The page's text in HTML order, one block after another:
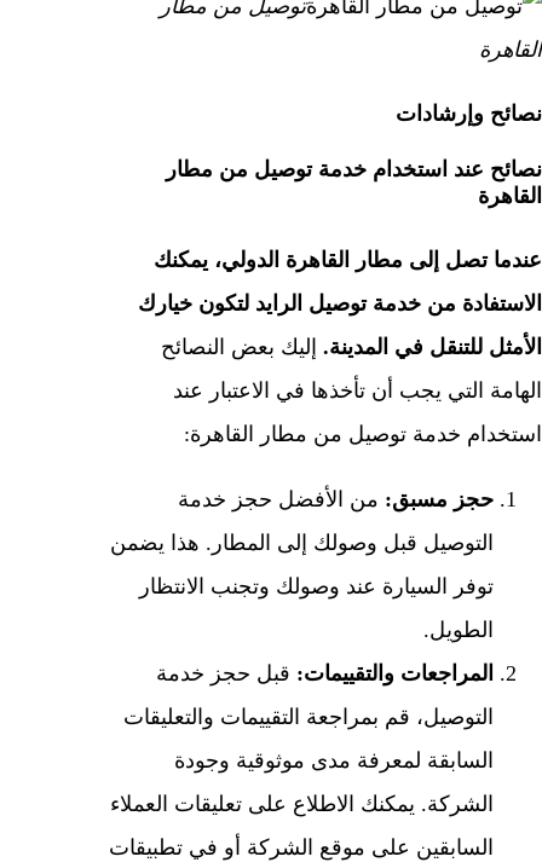
توصيل من مطار
القاهرة
نصائح وإرشادات
نصائح عند استخدام خدمة توصيل من مطار
القاهرة
عندما تصل إلى مطار القاهرة الدولي، يمكنك
الاستفادة من خدمة توصيل الرايد لتكون خيارك
الأمثل للتنقل في المدينة. إليك بعض النصائح
الهامة التي يجب أن تأخذها في الاعتبار عند
استخدام خدمة توصيل من مطار القاهرة:
حجز مسبق: من الأفضل حجز خدمة
التوصيل قبل وصولك إلى المطار. هذا يضمن
توفر السيارة عند وصولك وتجنب الانتظار
الطويل.
المراجعات والتقييمات: قبل حجز خدمة
التوصيل، قم بمراجعة التقييمات والتعليقات
السابقة لمعرفة مدى موثوقية وجودة
الشركة. يمكنك الاطلاع على تعليقات العملاء
السابقين على موقع الشركة أو في تطبيقات